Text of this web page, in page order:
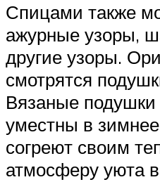
Спицами также
ажурные узоры,
другие узоры.
смотрятся
Вязаные
уместны в
согреют своим
атмосферу уюта